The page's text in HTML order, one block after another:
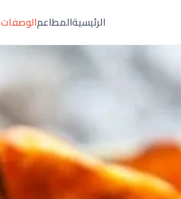
الرئيسيةالمطاعمالوصفات